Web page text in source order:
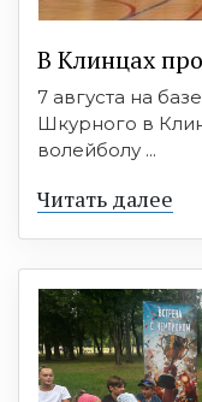
В Клинцах
7 августа на
Шкурного в
волейболу ...
Читать далее